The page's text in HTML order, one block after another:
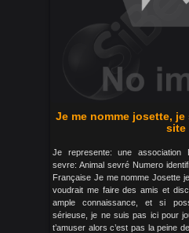
Je me nomme josette,
site
Je represente: une association
sevre: Animal sevré Numero
Française Je me nomme Josette
voudrait me faire des amis et
ample connaissance, et si
sérieuse, je ne suis pas ici pour
t’amuser alors c’est pas la peine